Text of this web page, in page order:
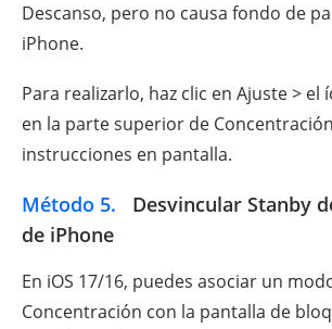
Descanso, pero no causa fondo de
iPhone.
Para realizarlo, haz clic en Ajuste > el
en la parte superior de
instrucciones en pantalla.
Método 5.
Desvincular Stanby
de iPhone
En iOS 17/16, puedes asociar un
Concentración con la pantalla de